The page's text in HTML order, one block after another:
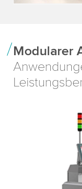
Modularer